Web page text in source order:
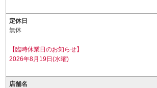
定休日
無休
【臨時休業日のお知らせ】
2026年8月19日(水曜)
店舗名